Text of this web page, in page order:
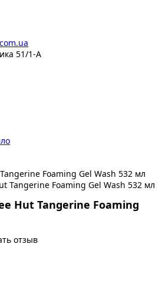
51/1-А
Foaming Gel Wash 532 мл
Hut Tangerine Foaming
отзыв